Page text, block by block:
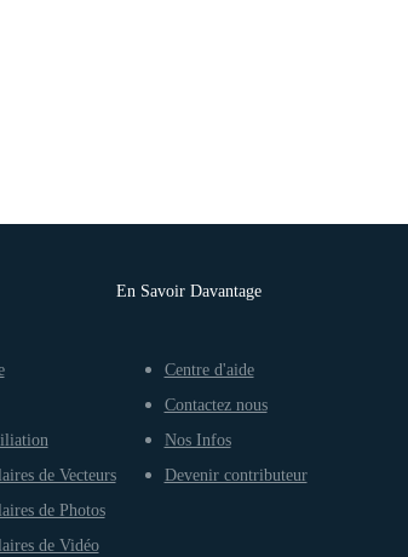
de Vecteurs
de Photos
de Vidéo
En Savoir Davantage
Centre d'aide
Contactez nous
Nos Infos
Devenir contributeur